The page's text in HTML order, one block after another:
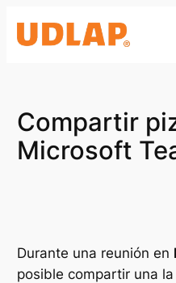
Compartir
Microsoft
Durante una reunión en
posible compartir una la